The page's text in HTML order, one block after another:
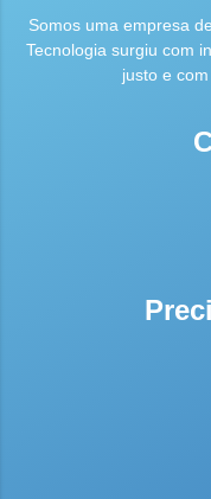
Somos uma empresa
Tecnologia surgiu com
justo e